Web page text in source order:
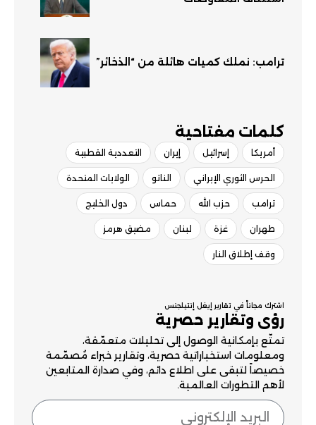
ترامب: نملك كميات هائلة من “الذخائر”
كلمات مفتاحية​
أمريكا إسرائيل إيران التعددية القطبية
الحرس الثوري الإيراني الناتو الولايات المتحدة
ترامب حزب الله حماس دول الخليج
طهران غزة لبنان مضيق هرمز
وقف إطلاق النار
اشترك مجاناً في تقارير إيغل إنتيلجنس
رؤى وتقارير حصرية
تمتّع بإمكانية الوصول إلى تحليلات متعمّقة،
ومعلومات استخباراتية حصرية، وتقارير خبراء مُصمّمة
خصيصاً لتبقى على اطلاع دائم، وفي صدارة المتابعين
لأهم التطورات العالمية.